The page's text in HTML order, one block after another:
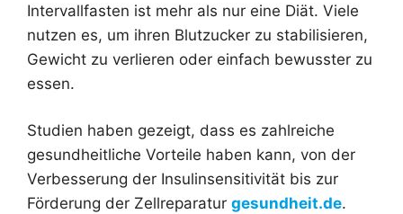
Intervallfasten ist mehr als nur eine Diät. Viele
nutzen es, um ihren Blutzucker zu stabilisieren,
Gewicht zu verlieren oder einfach bewusster zu
essen.
Studien haben gezeigt, dass es zahlreiche
gesundheitliche Vorteile haben kann, von der
Verbesserung der Insulinsensitivität bis zur
Förderung der Zellreparatur gesundheit.de.